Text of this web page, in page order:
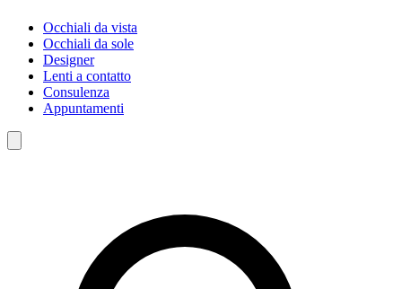
Occhiali da vista
Occhiali da sole
Designer
Lenti a contatto
Consulenza
Appuntamenti